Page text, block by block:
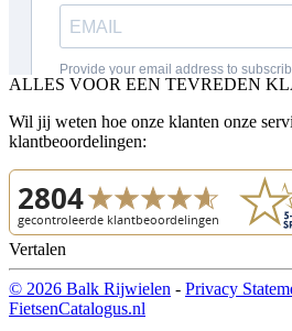
ALLES VOOR EEN TEVREDEN
Wil jij weten hoe onze klanten onze
klantbeoordelingen:
Vertalen
© 2026 Balk Rijwielen - Privacy
FietsenCatalogus.nl